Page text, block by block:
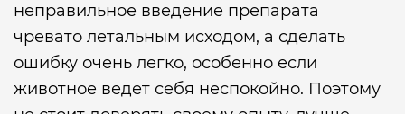
неправильное введение препарата
чревато летальным исходом, а сделать
ошибку очень легко, особенно если
животное ведет себя неспокойно. Поэтому